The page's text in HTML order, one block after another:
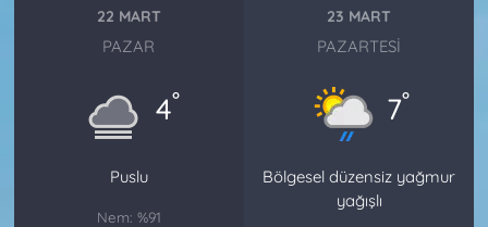
22 MART
PAZAR
4°
Puslu
Nem: %91
23 MART
PAZARTESI
7°
Bölgesel düzensiz yağmur
yağışlı